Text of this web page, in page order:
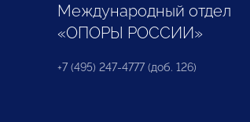
Международный отдел
«ОПОРЫ РОССИИ»
+7 (495) 247-4777 (доб. 126)